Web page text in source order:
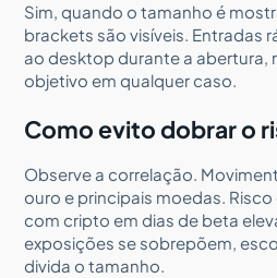
Sim, quando o tamanho é
brackets são visíveis. Entradas
ao desktop durante a abertura,
objetivo em qualquer caso.
Como evito dobrar o
Observe a correlação.
ouro e principais moedas.
com cripto em dias de beta
exposições se sobrepõem,
divida o tamanho.